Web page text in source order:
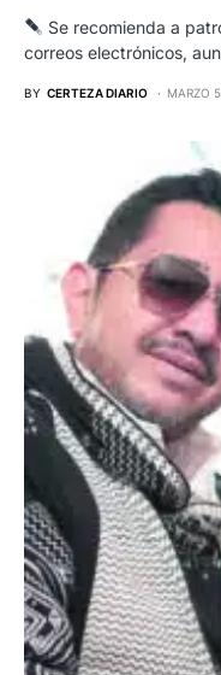
Se recomienda a
correos electrónicos,
BY CERTEZA DIARIO MARZO